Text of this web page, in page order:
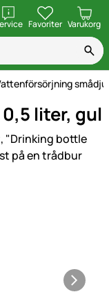
öppnaFavoriter Varukorg
liter, gul